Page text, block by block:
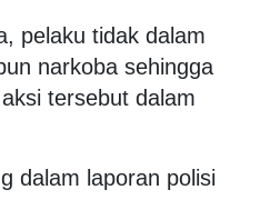
pelaku tidak dalam
narkoba sehingga
tersebut dalam
dalam laporan polisi